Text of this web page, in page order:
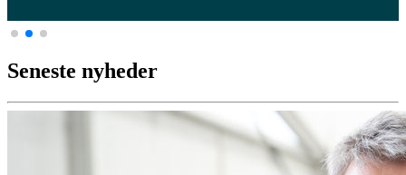
Seneste nyheder